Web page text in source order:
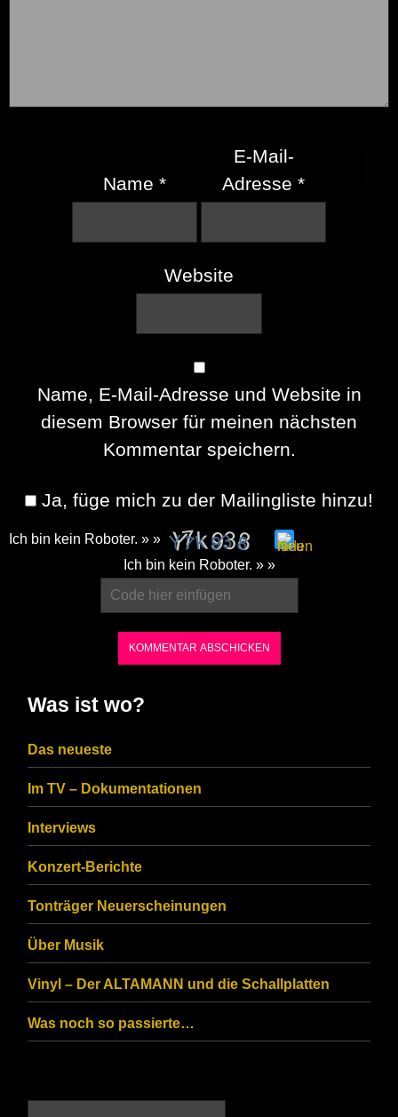
Name *
E-Mail-
Adresse*
Website
Name, E-Mail-Adresse und Website in
diesem Browser für meinen nächsten
Kommentar speichern.
Ja, füge mich zu der Mailingliste hinzu!
Ich bin kein Roboter. » »
CAPTCHA
ensure
that
you
are
human.
Ich bin kein Roboter. » »
Was ist wo?
Das neueste
Im TV – Dokumentationen
Interviews
Konzert-Berichte
Tonträger Neuerscheinungen
Über Musik
Vinyl – Der ALTAMANN und die Schallplatten
Was noch so passierte…